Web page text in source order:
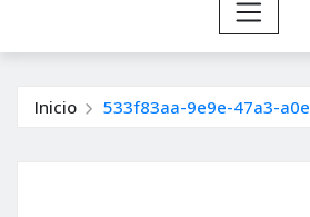
Inicio 533f83aa-9e9e-47a3-